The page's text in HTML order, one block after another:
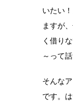
いたい
ますが
く借り
～って話
そんな
です。は